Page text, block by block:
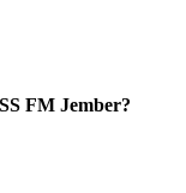
FM Jember?